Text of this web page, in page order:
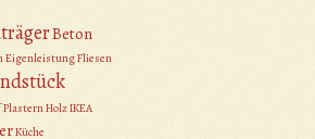
Beton
EigenleistungFliesen
PlasternHolzIKEA
Küche